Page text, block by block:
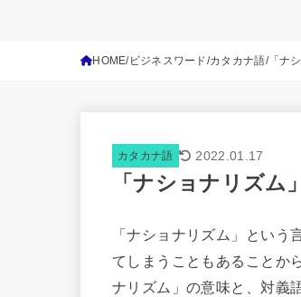
HOME ビジネスワード カタカナ語 「ナ
カタカナ語 2022.01.17
「ナショナリズ
「ナショナリズム」とい
てしまうこともあることか
ナリズム」の意味と、対義